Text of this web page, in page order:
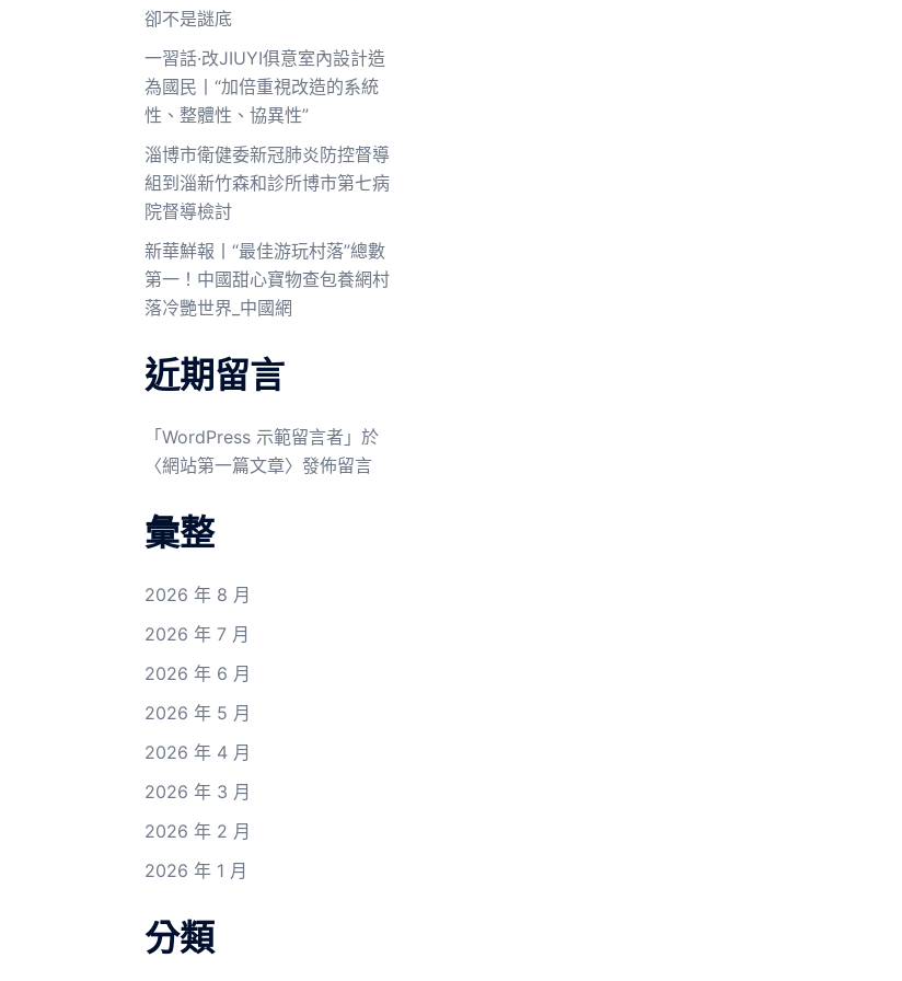
卻不是謎底
一習話·改JIUYI俱意室內設計造
為國民丨“加倍重視改造的系統
性、整體性、協異性”
淄博市衛健委新冠肺炎防控督導
組到淄新竹森和診所博市第七病
院督導檢討
新華鮮報丨“最佳游玩村落”總數
第一！中國甜心寶物查包養網村
落冷艷世界_中國網
近期留言
「 WordPress 示範留言者 」於
〈網站第一篇文章〉發佈留言
彙整
2026 年 8 月
2026 年 7 月
2026 年 6 月
2026 年 5 月
2026 年 4 月
2026 年 3 月
2026 年 2 月
2026 年 1 月
分類